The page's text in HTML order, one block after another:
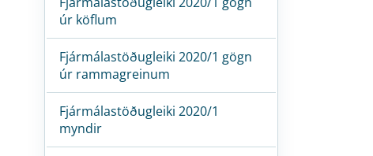
úr köflum
Fjármálastöðugleiki 2020/1 gögn
úr rammagreinum
Fjármálastöðugleiki 2020/1
myndir